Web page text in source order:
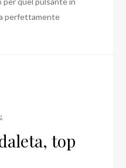
perfettamente
top